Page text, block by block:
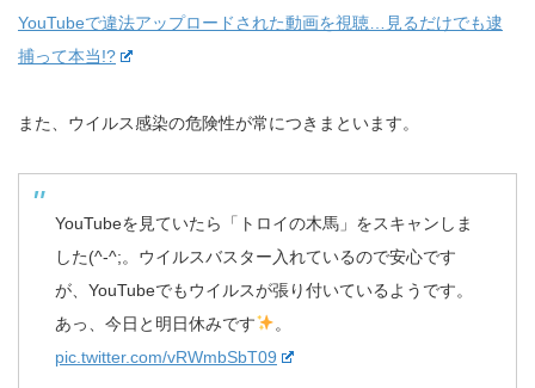
YouTubeで違法アップロードされた動画を視聴…見るだけでも逮
捕って本当!?
また、ウイルス感染の危険性が常につきまといます。
YouTubeを見ていたら「トロイの木馬」をスキャンしま
した(^-^;。ウイルスバスター入れているので安心です
が、YouTubeでもウイルスが張り付いているようです。
あっ、今日と明日休みです
。
pic.twitter.com/vRWmbSbT09